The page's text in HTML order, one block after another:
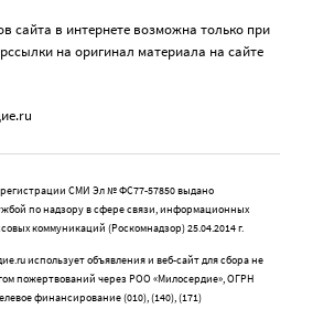
сайта в интернете возможна только при
на оригинал материала на сайте
регистрации СМИ Эл № ФС77-57850 выдано
по надзору в сфере связи, информационных
коммуникаций (Роскомнадзор) 25.04.2014 г.
использует объявления и веб-сайт для сбора не
пожертвований через РОО «Милосердие», ОГРН
финансирование (010), (140), (171)